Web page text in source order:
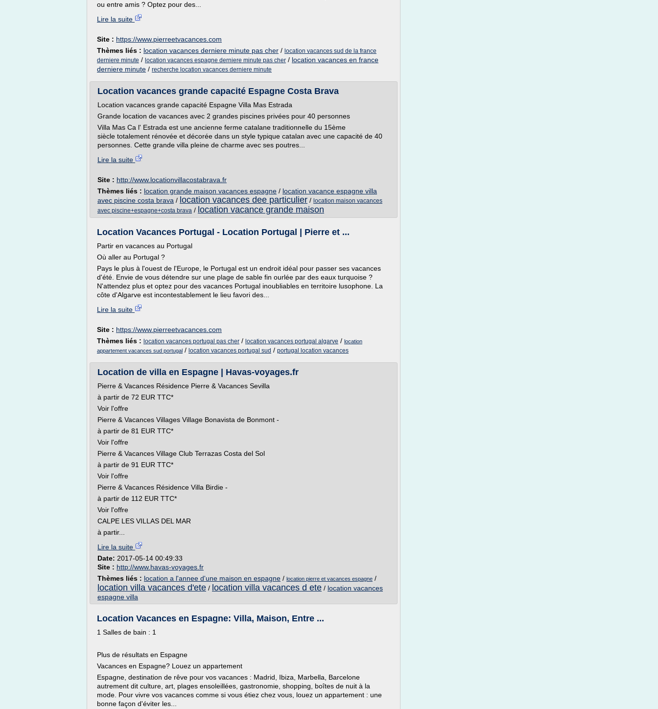
ou entre amis ? Optez pour des...
Lire la suite
Site : https://www.pierreetvacances.com
Thèmes liés : location vacances derniere minute pas cher / location vacances sud de la france
derniere minute / location vacances espagne derniere minute pas cher / location vacances en france
derniere minute / recherche location vacances derniere minute
Location vacances grande capacité Espagne Costa Brava
Location vacances grande capacité Espagne Villa Mas Estrada
Grande location de vacances avec 2 grandes piscines privées pour 40 personnes
Villa Mas Ca l' Estrada est une ancienne ferme catalane traditionnelle du 15ème
siècle totalement rénovée et décorée dans un style typique catalan avec une capacité de 40
personnes. Cette grande villa pleine de charme avec ses poutres...
Lire la suite
Site : http://www.locationvillacostabrava.fr
Thèmes liés : location grande maison vacances espagne / location vacance espagne villa
avec piscine costa brava / location vacances dee particulier / location maison vacances
avec piscine+espagne+costa brava / location vacance grande maison
Location Vacances Portugal - Location Portugal | Pierre et ...
Partir en vacances au Portugal
Où aller au Portugal ?
Pays le plus à l'ouest de l'Europe, le Portugal est un endroit idéal pour passer ses vacances
d'été. Envie de vous détendre sur une plage de sable fin ourlée par des eaux turquoise ?
N'attendez plus et optez pour des vacances Portugal inoubliables en territoire lusophone. La
côte d'Algarve est incontestablement le lieu favori des...
Lire la suite
Site : https://www.pierreetvacances.com
Thèmes liés : location vacances portugal pas cher / location vacances portugal algarve / location
appartement vacances sud portugal / location vacances portugal sud / portugal location vacances
Location de villa en Espagne | Havas-voyages.fr
Pierre & Vacances Résidence Pierre & Vacances Sevilla
à partir de 72 EUR TTC*
Voir l'offre
Pierre & Vacances Villages Village Bonavista de Bonmont -
à partir de 81 EUR TTC*
Voir l'offre
Pierre & Vacances Village Club Terrazas Costa del Sol
à partir de 91 EUR TTC*
Voir l'offre
Pierre & Vacances Résidence Villa Birdie -
à partir de 112 EUR TTC*
Voir l'offre
CALPE LES VILLAS DEL MAR
à partir...
Lire la suite
Date: 2017-05-14 00:49:33
Site : http://www.havas-voyages.fr
Thèmes liés : location a l'annee d'une maison en espagne / location pierre et vacances espagne /
location villa vacances d'ete / location villa vacances d ete / location vacances
espagne villa
Location Vacances en Espagne: Villa, Maison, Entre ...
1 Salles de bain : 1
Plus de résultats en Espagne
Vacances en Espagne? Louez un appartement
Espagne, destination de rêve pour vos vacances : Madrid, Ibiza, Marbella, Barcelone
autrement dit culture, art, plages ensoleillées, gastronomie, shopping, boîtes de nuit à la
mode. Pour vivre vos vacances comme si vous étiez chez vous, louez un appartement : une
bonne façon d'éviter les...